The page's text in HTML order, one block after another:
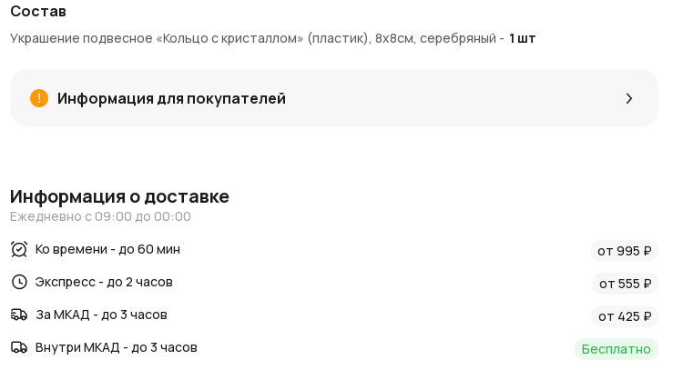
Легкий и прочный пластиковый корпус
Красивый кристалл для праздничного блеска
Компактный размер 8×8 см — универсальный декоративный элемент
Элегантный серебряный дизайн, подходящий для любого интерьера
Артикул: 808562
заказов.
Советы по праздничному декору доступны в
AzaliaNowобеспечивает сочетание блеска, элегантности и удобства для вашего дома.
Состав
Украшение подвесное «Кольцо с кристаллом» (пластик), 8х8см, серебряный - 1 шт
Информация для покупателей
Информация о доставке
Ежедневно с 09:00 до 00:00
Ко времени - до 60 мин
от 995 ₽
Экспресс - до 2 часов
от 555 ₽
За МКАД - до 3 часов
от 425 ₽
Внутри МКАД - до 3 часов
Бесплатно